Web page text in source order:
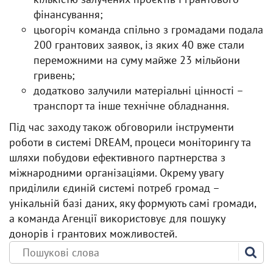
фінансування;
цьогоріч команда спільно з громадами подала
200 грантових заявок, із яких 40 вже стали
переможними на суму майже 23 мільйони
гривень;
додатково залучили матеріальні цінності –
транспорт та інше технічне обладнання.
Під час заходу також обговорили інструменти
роботи в системі DREAM, процеси моніторингу та
шляхи побудови ефективного партнерства з
міжнародними організаціями. Окрему увагу
приділили єдиній системі потреб громад –
унікальній базі даних, яку формують самі громади,
а команда Агенції використовує для пошуку
донорів і грантових можливостей.